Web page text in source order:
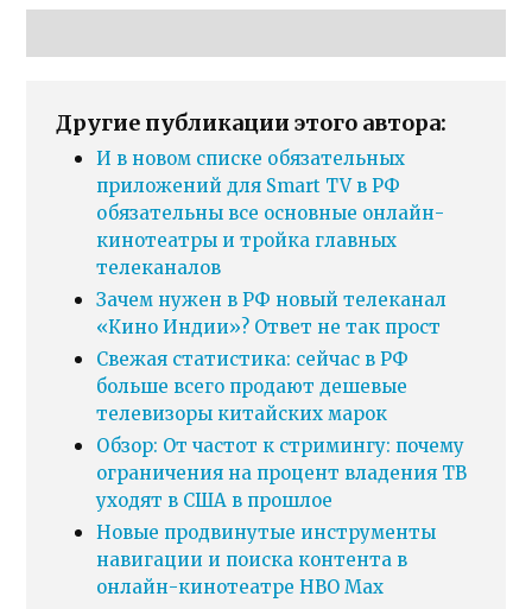
Другие публикации этого автора:
И в новом списке обязательных
приложений для Smart TV в РФ
обязательны все основные онлайн-
кинотеатры и тройка главных
телеканалов
Зачем нужен в РФ новый телеканал
«Кино Индии»? Ответ не так прост
Свежая статистика: сейчас в РФ
больше всего продают дешевые
телевизоры китайских марок
Обзор: От частот к стримингу: почему
ограничения на процент владения ТВ
уходят в США в прошлое
Новые продвинутые инструменты
навигации и поиска контента в
онлайн-кинотеатре HBO Max